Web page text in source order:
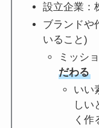
設立企業：
ブランドや
いること)
ミッシ
だわる
いい
しい
く作